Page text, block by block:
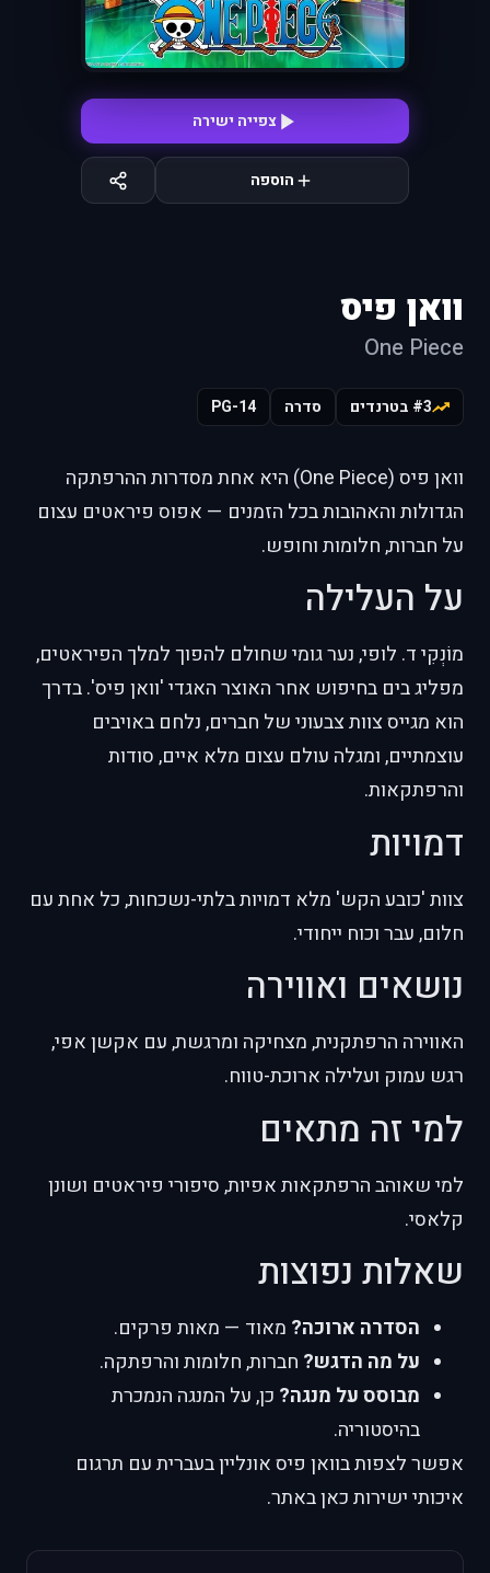
צפייה ישירה
הוספה
וואן פיס
One Piece
#3 בטרנדים סדרה PG-14
וואן פיס (One Piece) היא אחת מסדרות ההרפתקה
הגדולות והאהובות בכל הזמנים — אפוס פיראטים עצום
על חברות, חלומות וחופש.
על העלילה
מוֹנְקִי ד. לופי, נער גומי שחולם להפוך למלך הפיראטים,
מפליג בים בחיפוש אחר האוצר האגדי 'וואן פיס'. בדרך
הוא מגייס צוות צבעוני של חברים, נלחם באויבים
עוצמתיים, ומגלה עולם עצום מלא איים, סודות
והרפתקאות.
דמויות
צוות 'כובע הקש' מלא דמויות בלתי-נשכחות, כל אחת עם
חלום, עבר וכוח ייחודי.
נושאים ואווירה
האווירה הרפתקנית, מצחיקה ומרגשת, עם אקשן אפי,
רגש עמוק ועלילה ארוכת-טווח.
למי זה מתאים
למי שאוהב הרפתקאות אפיות, סיפורי פיראטים ושונן
קלאסי.
שאלות נפוצות
הסדרה ארוכה? מאוד — מאות פרקים.
על מה הדגש? חברות, חלומות והרפתקה.
מבוסס על מנגה? כן, על המנגה הנמכרת
בהיסטוריה.
אפשר לצפות בוואן פיס אונליין בעברית עם תרגום
איכותי ישירות כאן באתר.